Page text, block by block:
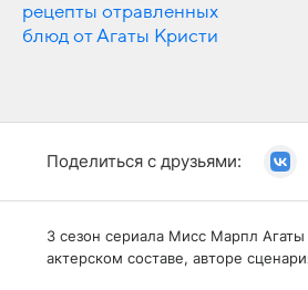
рецепты отравленных
блюд от Агаты Кристи
Поделиться с друзьями:
3 сезон сериала Мисс Марпл
актерском составе, авторе